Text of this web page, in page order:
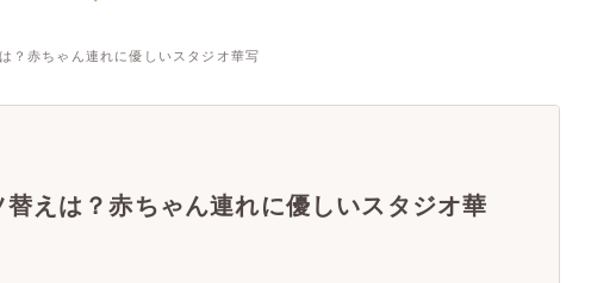
？赤ちゃん連れに優しいスタジオ華写
えは？赤ちゃん連れに優しいスタジオ華